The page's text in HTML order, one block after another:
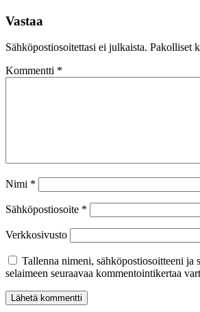
Vastaa
Sähköpostiosoitettasi ei julkaista. Pakolliset
Kommentti *
Nimi *
Sähköpostiosoite *
Verkkosivusto
Tallenna nimeni, sähköpostiosoitteeni ja
selaimeen seuraavaa kommentointikertaa